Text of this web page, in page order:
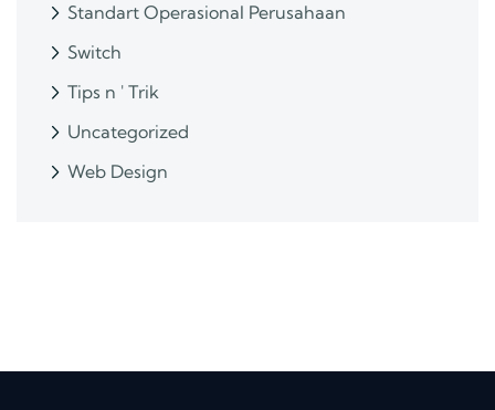
Standart Operasional Perusahaan
Switch
Tips n ' Trik
Uncategorized
Web Design